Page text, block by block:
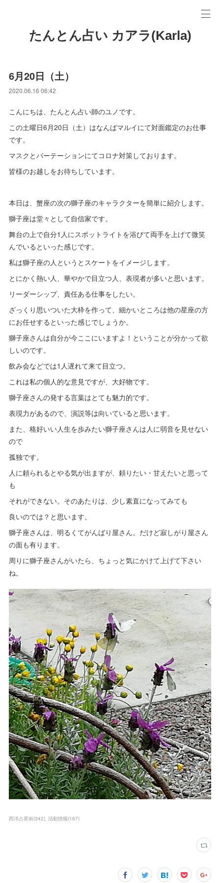
たんとん占い カアラ(Karla)
6月20日（土）
2020.06.16 06:42
こんにちは、たんとん占い師のユノです。
この土曜日6月20日（土）はなんばマルイにて対面鑑定のお仕事
です。
マスクとパーテーションにてコロナ対策しております。
皆様のお越しをお待ちしています。
本日は、蟹座の次の獅子座のキャラクターを簡単に紹介します。
獅子座は堂々として自信家です。
舞台の上で自分1人にスポットライトを浴びて両手を上げて微笑
んでいるといった感じです。
私は獅子座の人というとスケートをイメージします。
とにかく熱い人、華やかで目立つ人、表現者が多いと思います。
リーダーシップ、責任ある仕事をしたい。
ざっくり思いついた大枠を作って、細かいところは他の星座の方
にお任せするといった感じでしょうか。
獅子座さんは自分が今ここにいますよ！ということが分かって欲
しいのです。
飲み会などでは1人遅れて来て目立つ。
これは私の個人的な意見ですが、大好物です。
獅子座さんの発する言葉はとても魅力的です。
表現力があるので、演説等は向いていると思います。
また、格好いい人生を歩みたい獅子座さんは人に弱音を見せない
ので
孤独です。
人に頼られるとやる気が出ますが、頼りたい・甘えたいと思って
も
それができない。そのあたりは、少し素直になってみても
良いのでは？と思います。
獅子座さんは、明るくてがんばり屋さん。だけど寂しがり屋さん
の面も有ります。
周りに獅子座さんがいたら、ちょっと気にかけて上げて下さい
ね。
西洋占星術(342) 活動情報(167)